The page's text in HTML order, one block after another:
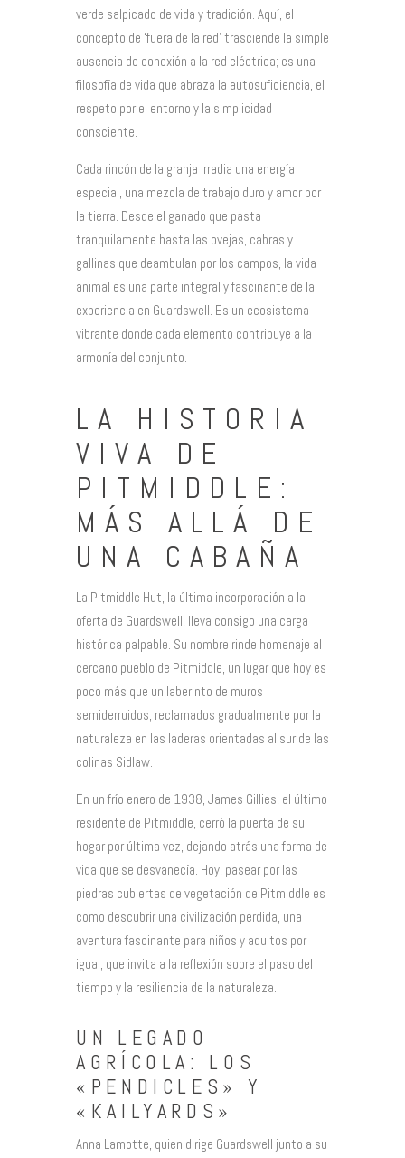
verde salpicado de vida y tradición. Aquí, el
concepto de ‘fuera de la red’ trasciende la simple
ausencia de conexión a la red eléctrica; es una
filosofía de vida que abraza la autosuficiencia, el
respeto por el entorno y la simplicidad
consciente.
Cada rincón de la granja irradia una energía
especial, una mezcla de trabajo duro y amor por
la tierra. Desde el ganado que pasta
tranquilamente hasta las ovejas, cabras y
gallinas que deambulan por los campos, la vida
animal es una parte integral y fascinante de la
experiencia en Guardswell. Es un ecosistema
vibrante donde cada elemento contribuye a la
armonía del conjunto.
LA HISTORIA
VIVA DE
PITMIDDLE:
MÁS ALLÁ DE
UNA CABAÑA
La Pitmiddle Hut, la última incorporación a la
oferta de Guardswell, lleva consigo una carga
histórica palpable. Su nombre rinde homenaje al
cercano pueblo de Pitmiddle, un lugar que hoy es
poco más que un laberinto de muros
semiderruidos, reclamados gradualmente por la
naturaleza en las laderas orientadas al sur de las
colinas Sidlaw.
En un frío enero de 1938, James Gillies, el último
residente de Pitmiddle, cerró la puerta de su
hogar por última vez, dejando atrás una forma de
vida que se desvanecía. Hoy, pasear por las
piedras cubiertas de vegetación de Pitmiddle es
como descubrir una civilización perdida, una
aventura fascinante para niños y adultos por
igual, que invita a la reflexión sobre el paso del
tiempo y la resiliencia de la naturaleza.
UN LEGADO
AGRÍCOLA: LOS
«PENDICLES» Y
«KAILYARDS»
Anna Lamotte, quien dirige Guardswell junto a su